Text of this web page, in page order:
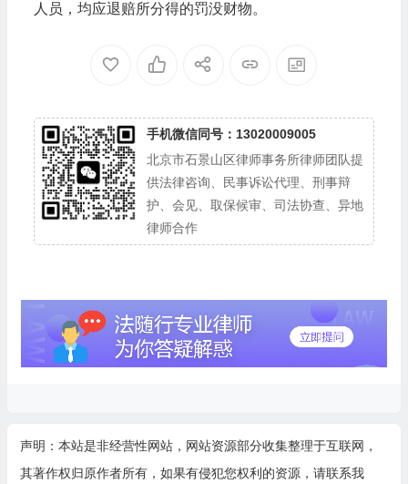
人员，均应退赔所分得的罚没财物。
手机微信同号：13020009005
北京市石景山区律师事务所律师团队提
供法律咨询、民事诉讼代理、刑事辩
护、会见、取保候审、司法协查、异地
律师合作
声明：本站是非经营性网站，网站资源部分收集整理于互联网，
其著作权归原作者所有，如果有侵犯您权利的资源，请联系我